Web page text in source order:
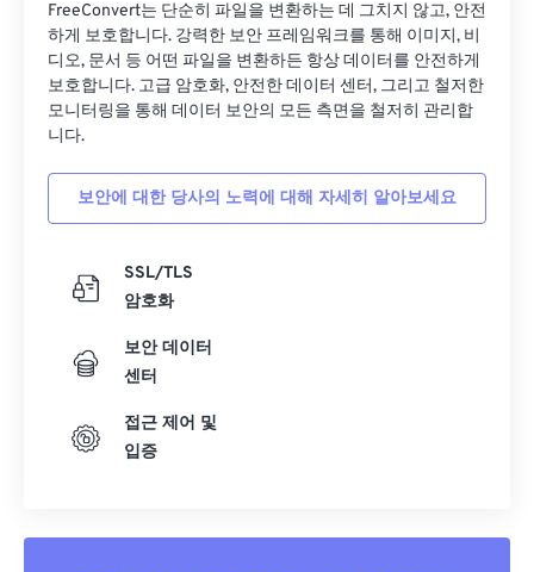
FreeConvert는 단순히 파일을 변환하는 데 그치지 않고, 안전
하게 보호합니다. 강력한 보안 프레임워크를 통해 이미지, 비
디오, 문서 등 어떤 파일을 변환하든 항상 데이터를 안전하게
보호합니다. 고급 암호화, 안전한 데이터 센터, 그리고 철저한
모니터링을 통해 데이터 보안의 모든 측면을 철저히 관리합
니다.
보안에 대한 당사의 노력에 대해 자세히 알아보세요
SSL/TLS
암호화
보안 데이터
센터
접근 제어 및
입증